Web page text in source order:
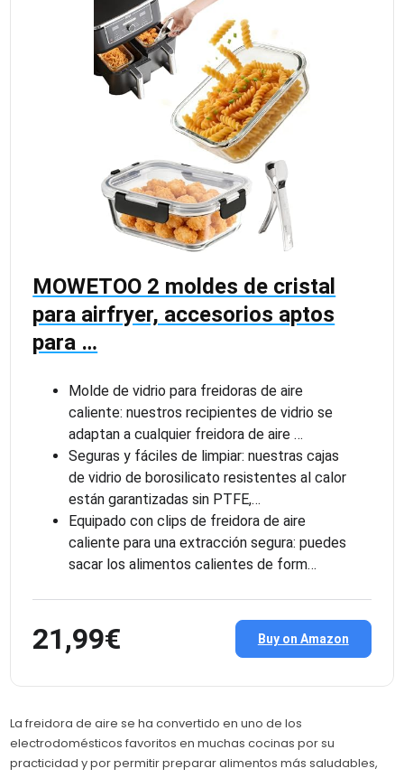
MOWETOO 2 moldes de cristal
para airfryer, accesorios aptos
para …
Molde de vidrio para freidoras de aire
caliente: nuestros recipientes de vidrio se
adaptan a cualquier freidora de aire …
Seguras y fáciles de limpiar: nuestras cajas
de vidrio de borosilicato resistentes al calor
están garantizadas sin PTFE,…
Equipado con clips de freidora de aire
caliente para una extracción segura: puedes
sacar los alimentos calientes de form…
21,99€ Buy on Amazon
La freidora de aire se ha convertido en uno de los
electrodomésticos favoritos en muchas cocinas por su
practicidad y por permitir preparar alimentos más saludables,